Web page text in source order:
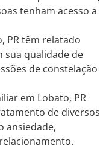
tenham acesso a
PR têm relatado
sua qualidade de
de constelação
em Lobato, PR
de diversos
ansiedade,